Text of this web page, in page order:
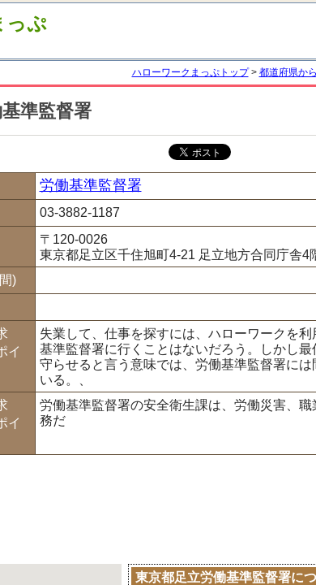
っぷ
ハローワークまっぷトップ> 都道府県か
準監督署
労働基準監督署
03-3882-1187
〒120-0026
東京都足立区千住旭町4-21 足立地方合同庁舎4
)
イ
失業して、仕事を探すには、ハローワークを
基準監督署に行くことはないだろう。しかし
守らせると言う意味では、労働基準監督署に
いる。、
イ
労働基準監督署の安全衛生課は、労働災害、
務だ
東京都足立労働基準監督署に